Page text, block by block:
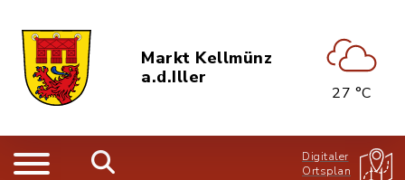
Markt Kellmünz
a.d.Iller
27 °C
Digitaler
Ortsplan